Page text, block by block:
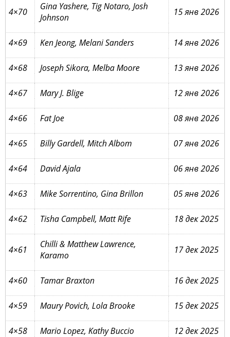
4×70
Gina Yashere, Tig Notaro, Josh
Johnson
15 янв 2026
4×69 Ken Jeong, Melani Sanders 14 янв 2026
4×68 Joseph Sikora, Melba Moore 13 янв 2026
4×67 Mary J. Blige 12 янв 2026
4×66 Fat Joe 08 янв 2026
4×65 Billy Gardell, Mitch Albom 07 янв 2026
4×64 David Ajala 06 янв 2026
4×63 Mike Sorrentino, Gina Brillon 05 янв 2026
4×62 Tisha Campbell, Matt Rife 18 дек 2025
4×61
Chilli & Matthew Lawrence,
Karamo
17 дек 2025
4×60 Tamar Braxton 16 дек 2025
4×59 Maury Povich, Lola Brooke 15 дек 2025
4×58 Mario Lopez, Kathy Buccio 12 дек 2025